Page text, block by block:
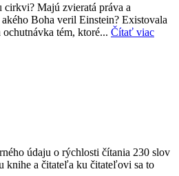
Majú zvieratá práva a
Boha veril Einstein? Existovala
tém, ktoré... Čítať viac
údaju o rýchlosti čítania 230 slov
knihe a čitateľa ku čitateľovi sa to